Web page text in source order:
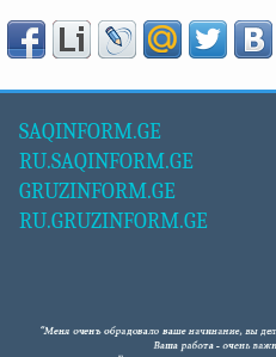
SAQINFORM.GE
RU.SAQINFORM.GE
GRUZINFORM.GE
RU.GRUZINFORM.GE